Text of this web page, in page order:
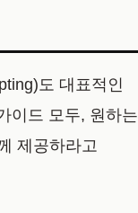
도 대표적인
이드 모두, 원하는
제공하라고